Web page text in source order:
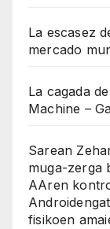
La escasez
mercado
La cagada
Machine –
Sarean
muga-zerga
AAren
fisikoen